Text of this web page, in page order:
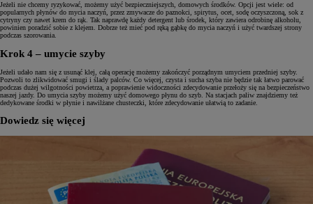
Jeżeli nie chcemy ryzykować, możemy użyć bezpieczniejszych, domowych środków. Opcji jest wiele: od
popularnych płynów do mycia naczyń, przez zmywacze do paznokci, spirytus, ocet, sodę oczyszczoną, sok z
cytryny czy nawet krem do rąk. Tak naprawdę każdy detergent lub środek, który zawiera odrobinę alkoholu,
powinien poradzić sobie z klejem. Dobrze też mieć pod ręką gąbkę do mycia naczyń i użyć twardszej strony
podczas szorowania.
Krok 4 – umycie szyby
Jeżeli udało nam się z usunąć klej, całą operację możemy zakończyć porządnym umyciem przedniej szyby.
Pozwoli to zlikwidować smugi i ślady palców. Co więcej, czysta i sucha szyba nie będzie tak łatwo parować
podczas dużej wilgotności powietrza, a poprawienie widoczności zdecydowanie przełoży się na bezpieczeństwo
naszej jazdy. Do umycia szyby możemy użyć domowego płynu do szyb. Na stacjach paliw znajdziemy też
dedykowane środki w płynie i nawilżane chusteczki, które zdecydowanie ułatwią to zadanie.
Dowiedz się więcej